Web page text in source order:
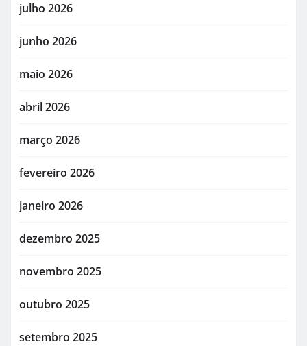
julho 2026
junho 2026
maio 2026
abril 2026
março 2026
fevereiro 2026
janeiro 2026
dezembro 2025
novembro 2025
outubro 2025
setembro 2025